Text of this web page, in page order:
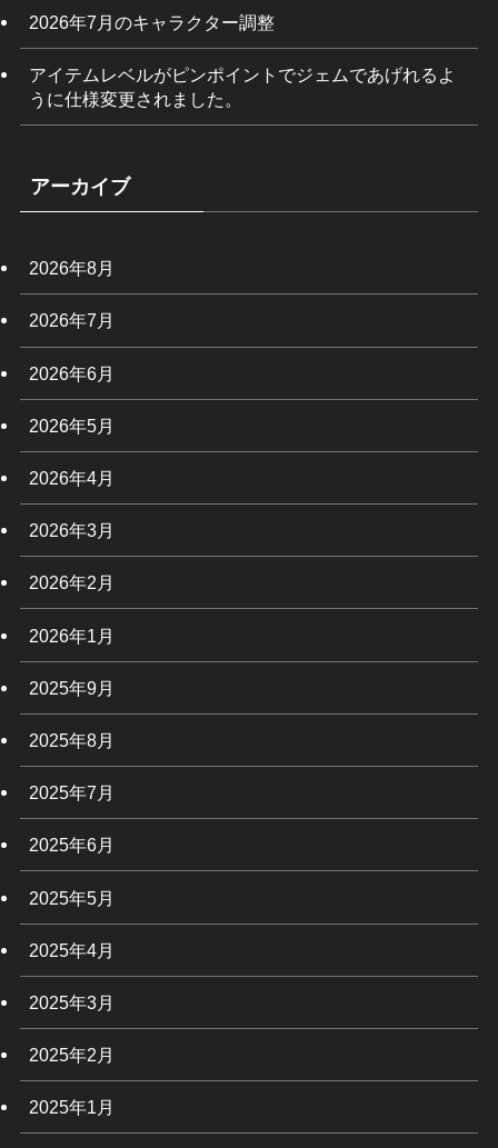
2026年7月のキャラクター調整
アイテムレベルがピンポイントでジェムであげれるよ
うに仕様変更されました。
アーカイブ
2026年8月
2026年7月
2026年6月
2026年5月
2026年4月
2026年3月
2026年2月
2026年1月
2025年9月
2025年8月
2025年7月
2025年6月
2025年5月
2025年4月
2025年3月
2025年2月
2025年1月